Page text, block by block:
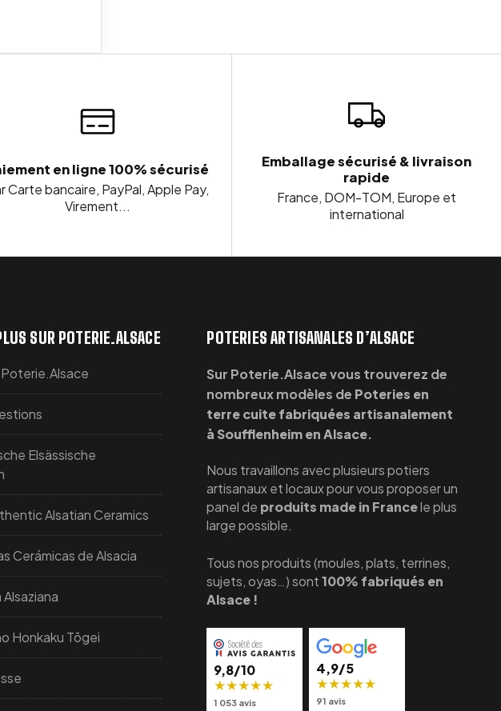
en ligne 100% sécurisé
Carte bancaire, PayPal, Apple Pay,
Virement...
Emballage sécurisé & livraison
rapide
France, DOM-TOM, Europe et
international
SUR POTERIE.ALSACE
Elsässische
Alsatian Ceramics
Cerámicas de Alsacia
Honkaku Tōgei
POTERIES ARTISANALES D’ALSACE
Sur Poterie.Alsace vous trouverez de
nombreux modèles de Poteries en
terre cuite fabriquées artisanalement
à Soufflenheim en Alsace.
Nous travaillons avec plusieurs potiers
artisanaux et locaux pour vous proposer un
panel de produits made in Francele plus
large possible.
Tous nos produits (moules, plats, terrines,
sujets, oyas…) sont100% fabriqués en
Alsace !
9,8/10
★★★★★
1 053 avis
4,9/5
★★★★★
91 avis